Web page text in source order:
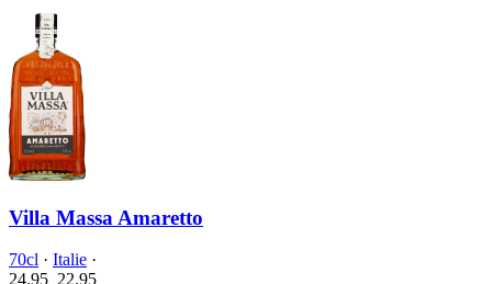
Villa Massa Amaretto
70cl · Italie ·
24.95 22.95